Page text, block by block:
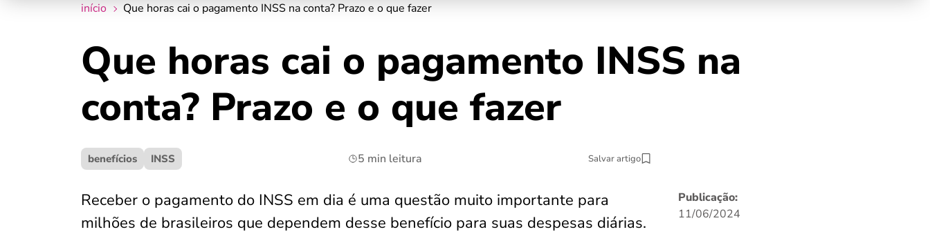
início Que horas cai o pagamento INSS na conta? Prazo e o que fazer
Que horas cai o pagamento INSS na
conta? Prazo e o que fazer
benefícios INSS 5 min leitura Salvar artigo
Receber o pagamento do INSS em dia é uma questão muito importante para
milhões de brasileiros que dependem desse benefício para suas despesas diárias.
Publicação:
11/06/2024